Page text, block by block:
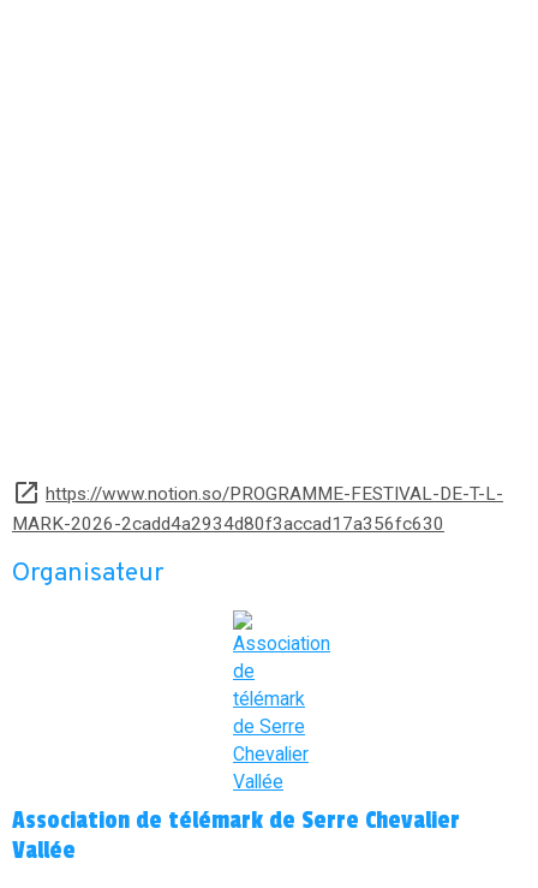
https://www.notion.so/PROGRAMME-FESTIVAL-DE-T-L-
MARK-2026-2cadd4a2934d80f3accad17a356fc630
Organisateur
Association de télémark de Serre Chevalier
Vallée